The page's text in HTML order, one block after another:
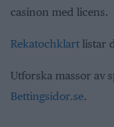
casinon med licens.
Rekatochklart listar
Utforska massor av
Bettingsidor.se.